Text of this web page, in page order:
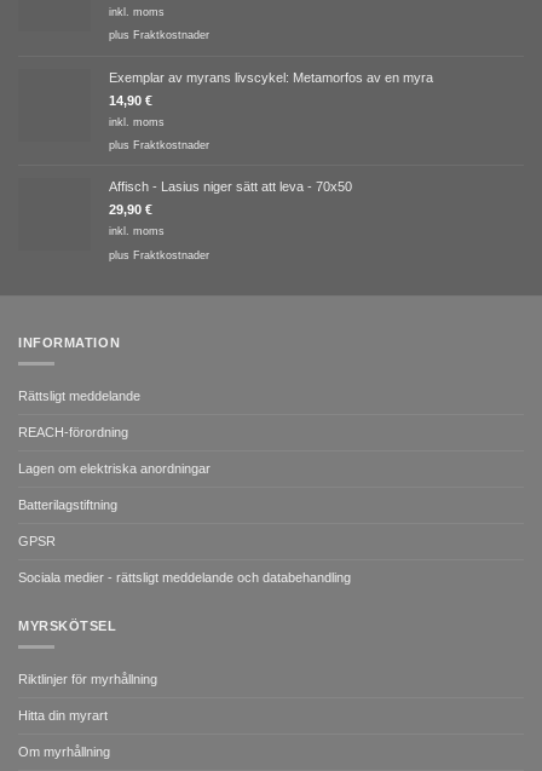
inkl. moms
plus Fraktkostnader
Exemplar av myrans livscykel: Metamorfos av en myra
14,90 €
inkl. moms
plus Fraktkostnader
Affisch - Lasius niger sätt att leva - 70x50
29,90 €
inkl. moms
plus Fraktkostnader
INFORMATION
Rättsligt meddelande
REACH-förordning
Lagen om elektriska anordningar
Batterilagstiftning
GPSR
Sociala medier - rättsligt meddelande och databehandling
MYRSKÖTSEL
Riktlinjer för myrhållning
Hitta din myrart
Om myrhållning